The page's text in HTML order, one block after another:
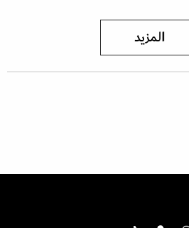
المزيد